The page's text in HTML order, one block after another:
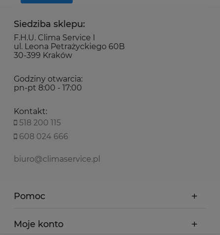
Siedziba sklepu:
F.H.U. Clima Service I
ul. Leona Petrażyckiego 60B
30-399 Kraków
Godziny otwarcia:
pn-pt 8:00 - 17:00
Kontakt:
518 200 115
608 024 666
biuro@climaservice.pl
Pomoc
Moje konto